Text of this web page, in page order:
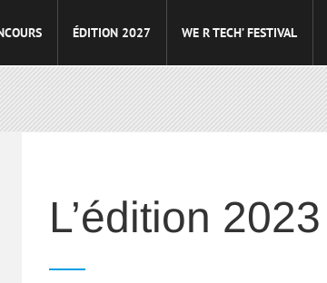
ÉDITION 2027 WE R TECH’ FESTIVAL
L’édition 2023